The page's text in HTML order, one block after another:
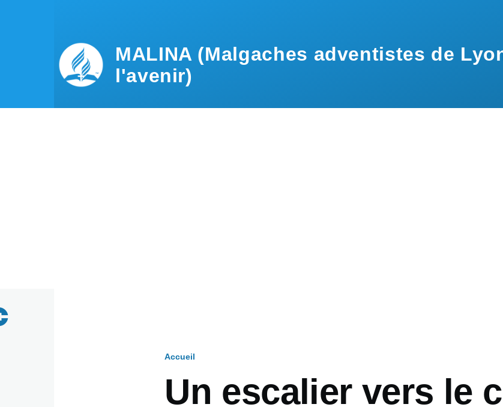
MALINA (Malgaches adventistes de
l'avenir)
Accueil
Un escalier vers le